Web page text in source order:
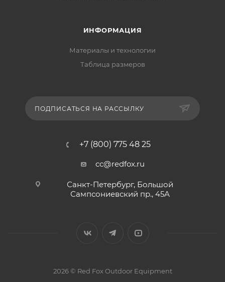
ИНФОРМАЦИЯ
Материалы и технологии
Таблица размеров
ПОДПИСАТЬСЯ НА РАССЫЛКУ
+7 (800) 775 48 25
cc@redfox.ru
Санкт-Петербург, Большой
Сампсониевский пр., 45А
2026 © Red Fox Outdoor Equipment